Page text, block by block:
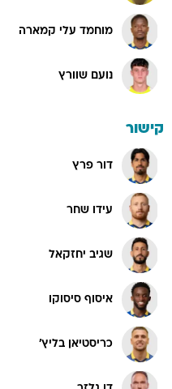
מוחמד עלי קמארה
נועם שוורץ
קישור
דור פרץ
עידו שחר
שגיב יחזקאל
איסוף סיסוקו
כריסטיאן בליץ'